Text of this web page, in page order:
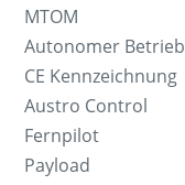
MTOM
Autonomer Betrieb
CE Kennzeichnung
Austro Control
Fernpilot
Payload